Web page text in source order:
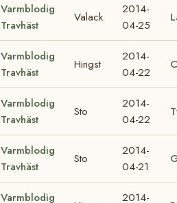
Varmblodig
Travhäst
Valack
2014-
04-25
Varmblodig
Travhäst
Hingst
2014-
04-22
Varmblodig
Travhäst
Sto
2014-
04-22
Varmblodig
Travhäst
Sto
2014-
04-21
Varmblodig
2014-